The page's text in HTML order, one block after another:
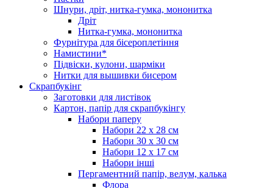
Шнури, дріт, нитка-гумка, мононитка
Дріт
Нитка-гумка, мононитка
Фурнітура для бісероплетіння
Намистини*
Підвіски, кулони, шарміки
Нитки для вышивки бисером
Скрапбукінг
Заготовки для листівок
Картон, папір для скрапбукінгу
Набори паперу
Набори 22 х 28 см
Набори 30 х 30 см
Набори 12 х 17 см
Набори інші
Пергаментний папір, велум, калька
Флора